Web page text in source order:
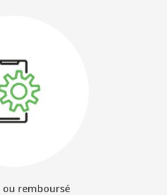
ou remboursé